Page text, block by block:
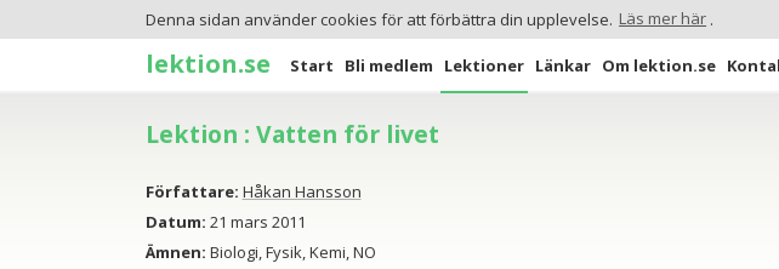
Denna sidan använder cookies för att förbättra din upplevelse. Läs mer här .
lektion.se Start Bli medlem Lektioner Länkar Om lektion.se
Lektion : Vatten för livet
Författare: Håkan Hansson
Datum: 21 mars 2011
Ämnen: Biologi, Fysik, Kemi, NO